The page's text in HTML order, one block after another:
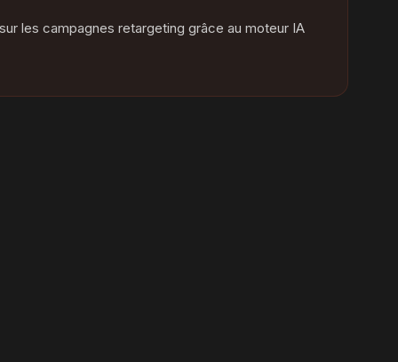
les campagnes retargeting grâce au moteur IA